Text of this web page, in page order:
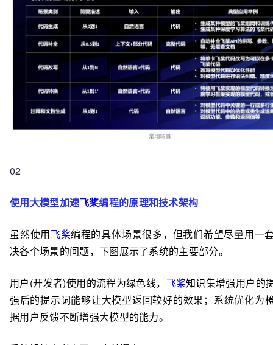
02
使用大模型加速飞桨编程的原理和技术架构
虽然使用飞桨编程的具体场景很多，但我们希望尽量用一
决各个场景的问题，下图展示了系统的主要部分。
用户(开发者)使用的流程为绿色线， 飞桨知识集增强用户的
强后的提示词能够让大模型返回较好的效果；系统优化为
据用户反馈不断增强大模型的能力。